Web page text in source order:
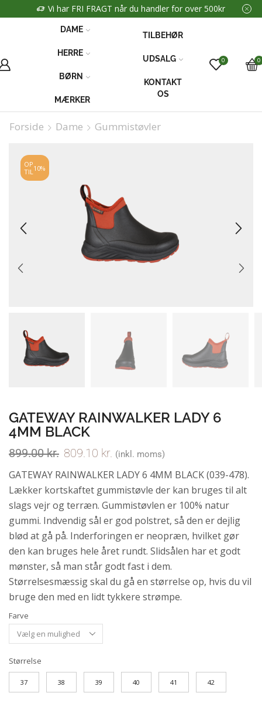
Vi har FRI FRAGT når du handler for over 500kr
DAME
HERRE
BØRN
MÆRKER
TILBEHØR
UDSALG
KONTAKT
OS
0 0
Forside Dame Gummistøvler
OP
TIL10%
GATEWAY RAINWALKER LADY 6
4MM BLACK
899.00kr. 809.10 kr. (inkl. moms)
GATEWAY RAINWALKER LADY 6 4MM BLACK (039-478).
Lækker kortskaftet gummistøvle der kan bruges til alt
slags vejr og terræn. Gummistøvlen er 100% natur
gummi. Indvendig sål er god polstret, så den er dejlig
blød at gå på. Inderforingen er neopræn, hvilket gør
den kan bruges hele året rundt. Slidsålen har et godt
mønster, så man står godt fast i dem.
Størrelsesmæssig skal du gå en størrelse op, hvis du vil
bruge den med en lidt tykkere strømpe.
Farve
Størrelse
37 38 39 40 41 42